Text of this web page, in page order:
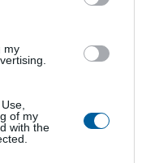
my
of my
with the